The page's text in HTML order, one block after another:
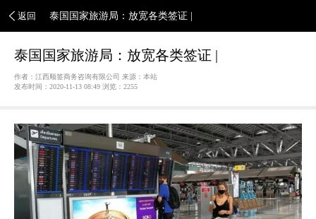
返回 泰国国家旅游局：放宽各类签证 |
泰国国家旅游局：放宽各类签证 |
作者：江西顺签商务咨询有限公司 来源：本站
发布时间：2020-11-13 08:49 浏览： 2255